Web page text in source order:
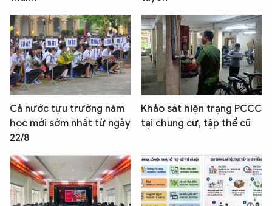
Cả nước tựu trường năm
học mới sớm nhất từ ngày
22/8
Khảo sát hiện trạng PCCC
tại chung cư, tập thể cũ